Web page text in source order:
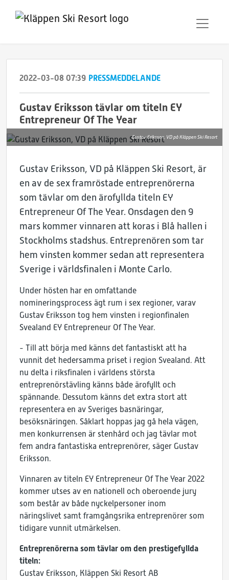
2022-03-08 07:39 PRESSMEDDELANDE
Gustav Eriksson tävlar om titeln EY
Entrepreneur Of The Year
Gustav Eriksson, VD på Kläppen Ski Resort
Gustav Eriksson, VD på Kläppen Ski Resort, är
en av de sex framröstade entreprenörerna
som tävlar om den ärofyllda titeln EY
Entrepreneur Of The Year. Onsdagen den 9
mars kommer vinnaren att koras i Blå hallen i
Stockholms stadshus. Entreprenören som tar
hem vinsten kommer sedan att representera
Sverige i världsfinalen i Monte Carlo.
Under hösten har en omfattande
nomineringsprocess ägt rum i sex regioner, varav
Gustav Eriksson tog hem vinsten i regionfinalen
Svealand EY Entrepreneur Of The Year.
- Till att börja med känns det fantastiskt att ha
vunnit det hedersamma priset i region Svealand. Att
nu delta i riksfinalen i världens största
entreprenörstävling känns både ärofyllt och
spännande. Dessutom känns det extra stort att
representera en av Sveriges basnäringar,
besöksnäringen. Såklart hoppas jag gå hela vägen,
men konkurrensen är stenhård och jag tävlar mot
fem andra fantastiska entreprenörer, säger Gustav
Eriksson.
Vinnaren av titeln EY Entrepreneur Of The Year 2022
kommer utses av en nationell och oberoende jury
som består av både nyckelpersoner inom
näringslivet samt framgångsrika entreprenörer som
tidigare vunnit utmärkelsen.
Entreprenörerna som tävlar om den prestigefyllda
titeln:
Gustav Eriksson, Kläppen Ski Resort AB